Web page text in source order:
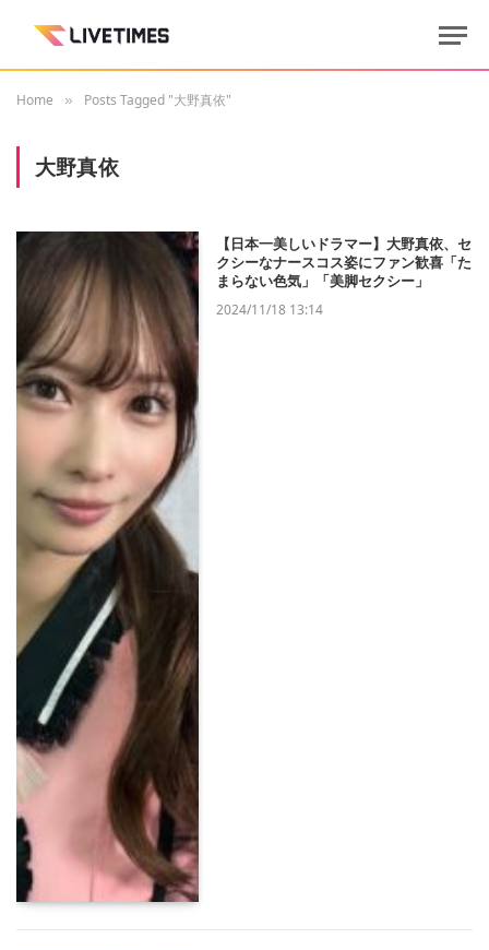
Home » Posts Tagged "大野真依"
大野真依
【日本一美しいドラマー】大野真依、セ
クシーなナースコス姿にファン歓喜「た
まらない色気」「美脚セクシー」
2024/11/18 13:14